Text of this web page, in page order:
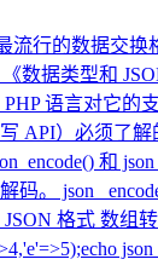
流行的数据交
数据类型和
语言对它的
API）必须了解
和
码。 json_
格式 数组转